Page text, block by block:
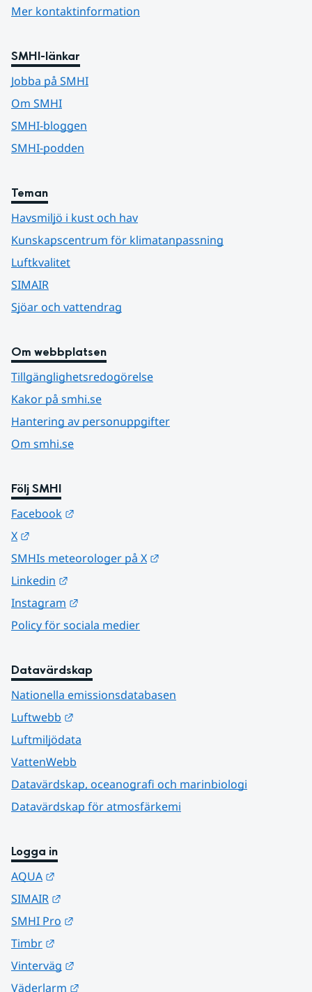
Mer kontaktinformation
SMHI-länkar
Jobba på SMHI
Om SMHI
SMHI-bloggen
SMHI-podden
Teman
Havsmiljö i kust och hav
Kunskapscentrum för klimatanpassning
Luftkvalitet
SIMAIR
Sjöar och vattendrag
Om webbplatsen
Tillgänglighetsredogörelse
Kakor på smhi.se
Hantering av personuppgifter
Om smhi.se
Följ SMHI
Facebook
X
SMHIs meteorologer på X
Linkedin
Instagram
Policy för sociala medier
Datavärdskap
Nationella emissionsdatabasen
Luftwebb
Luftmiljödata
VattenWebb
Datavärdskap, oceanografi och marinbiologi
Datavärdskap för atmosfärkemi
Logga in
AQUA
SIMAIR
SMHI Pro
Timbr
Vinterväg
Väderlarm